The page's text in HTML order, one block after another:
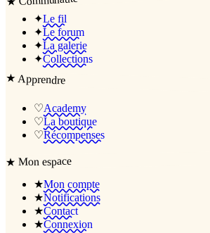
✦Le fil
✦Le forum
✦La galerie
✦Collections
★Apprendre
♡Academy
♡La boutique
♡Récompenses
★Mon espace
★Mon compte
★Notifications
★Contact
★Connexion